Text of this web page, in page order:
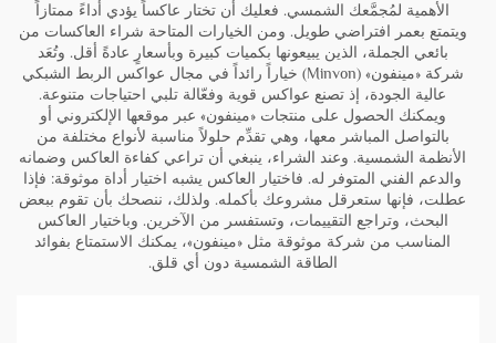
الأهمية لمُجمَّعك الشمسي. فعليك أن تختار عاكساً يؤدي أداءً ممتازاً
ويتمتع بعمر افتراضي طويل. ومن الخيارات المتاحة شراء العاكسات من
بائعي الجملة، الذين يبيعونها بكميات كبيرة وبأسعارٍ عادةً أقل. وتُعَد
شركة «مينفون» (Minvon) خياراً رائداً في مجال عواكس الربط الشبكي
عالية الجودة، إذ تصنع عواكس قوية وفعّالة تلبي احتياجات متنوعة.
ويمكنك الحصول على منتجات «مينفون» عبر موقعها الإلكتروني أو
بالتواصل المباشر معها، وهي تقدِّم حلولاً مناسبة لأنواع مختلفة من
الأنظمة الشمسية. وعند الشراء، ينبغي أن تراعي كفاءة العاكس وضمانه
والدعم الفني المتوفر له. فاختيار العاكس يشبه اختيار أداة موثوقة: فإذا
عطلت، فإنها ستعرقل مشروعك بأكمله. ولذلك، ننصحك بأن تقوم ببعض
البحث، وتراجع التقييمات، وتستفسر من الآخرين. وباختيار العاكس
المناسب من شركة موثوقة مثل «مينفون»، يمكنك الاستمتاع بفوائد
الطاقة الشمسية دون أي قلق.